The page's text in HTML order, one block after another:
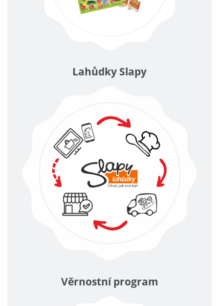
Lahůdky Slapy
Věrnostní program